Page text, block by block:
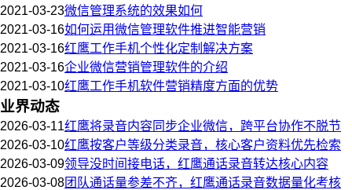
2021-03-23微信管理系统的效果如何
2021-03-16如何运用微信管理软件推进智能营销
2021-03-16红鹰工作手机个性化定制解决方案
2021-03-16企业微信营销管理软件的介绍
2021-03-10红鹰工作手机软件营销精度方面的优势
业界动态
2026-03-11红鹰将录音内容同步企业微信，跨平台协作不脱节
2026-03-10红鹰按客户等级分类录音，核心客户资料优先检索
2026-03-09领导没时间接电话，红鹰通话录音转达核心内容
2026-03-08团队通话量参差不齐，红鹰通话录音数据量化考核